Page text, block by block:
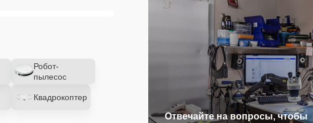
Робот-
пылесос
Квадрокоптер
Отвечайте на вопросы, чтобы